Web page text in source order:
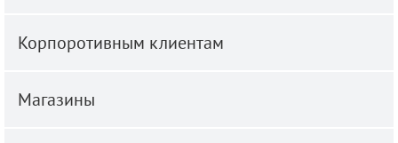
Корпоротивным клиентам
Магазины